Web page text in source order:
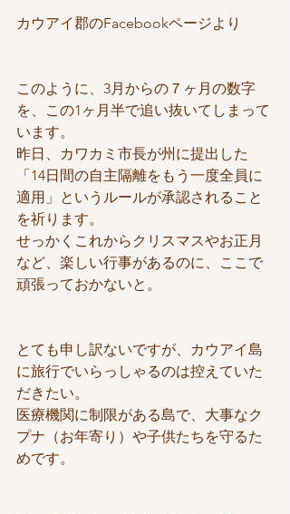
カウアイ郡のFacebookページより
このように、3月からの７ヶ月の数字
を、この1ヶ月半で追い抜いてしまって
います。
昨日、カワカミ市長が州に提出した
「14日間の自主隔離をもう一度全員に
適用」というルールが承認されること
を祈ります。
せっかくこれからクリスマスやお正月
など、楽しい行事があるのに、ここで
頑張っておかないと。
とても申し訳ないですが、カウアイ島
に旅行でいらっしゃるのは控えていた
だきたい。
医療機関に制限がある島で、大事なク
プナ（お年寄り）や子供たちを守るた
めです。